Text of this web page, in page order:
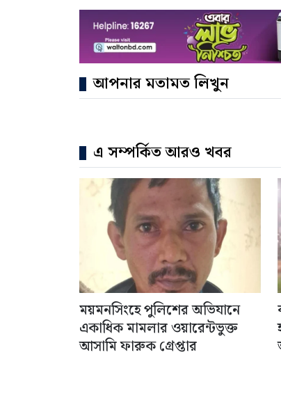
আপনার মতামত লিখুন
এ সম্পর্কিত আরও খবর
ময়মনসিংহে পুলিশের অভিযানে
একাধিক মামলার ওয়ারেন্টভুক্ত
আসামি ফারুক গ্রেপ্তার